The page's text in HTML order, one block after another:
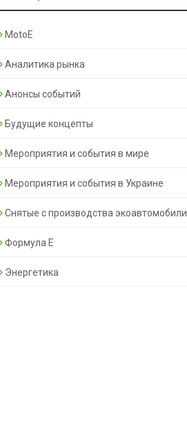
MotoE
Аналитика рынка
Анонсы событий
Будущие концепты
Мероприятия и события в мире
Мероприятия и события в Украине
Снятые с производства экоавтомобили
Формула Е
Энергетика